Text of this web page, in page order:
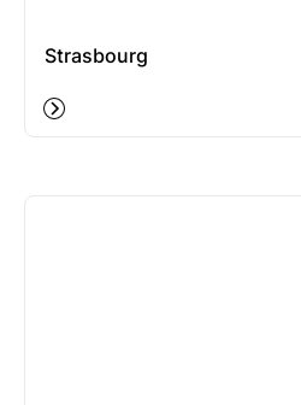
Strasbourg